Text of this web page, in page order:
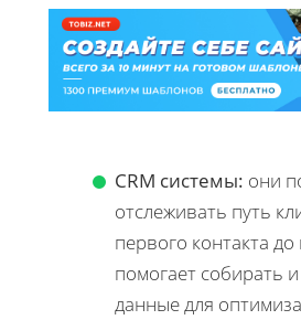
CRM системы: они
отслеживать путь
первого контакта до
помогает собирать
данные для